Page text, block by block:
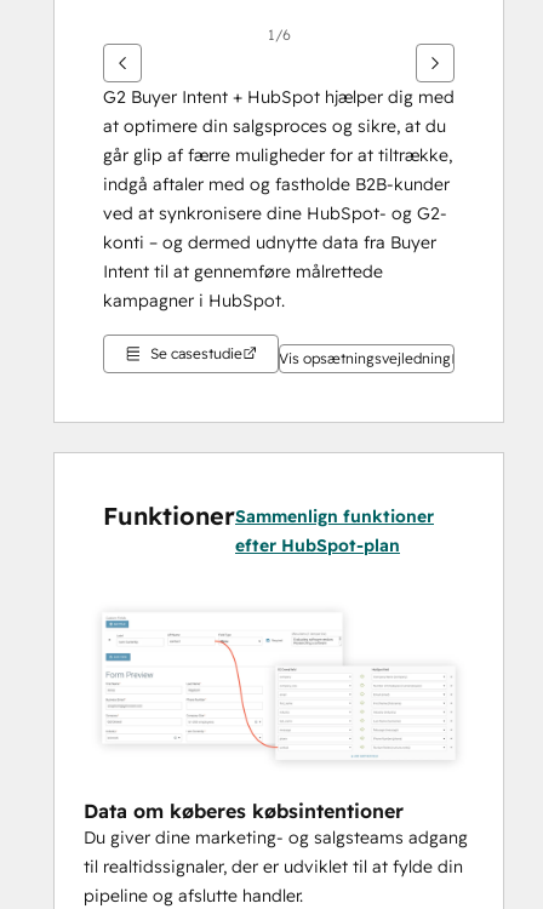
1/6
G2 Buyer Intent + HubSpot hjælper dig med
at optimere din salgsproces og sikre, at du
går glip af færre muligheder for at tiltrække,
indgå aftaler med og fastholde B2B-kunder
ved at synkronisere dine HubSpot- og G2-
konti – og dermed udnytte data fra Buyer
Intent til at gennemføre målrettede
kampagner i HubSpot.
Se casestudie Vis opsætningsvejledning
FunktionerSammenlign funktioner
efter HubSpot-plan
Data om køberes købsintentioner
Du giver dine marketing- og salgsteams adgang
til realtidssignaler, der er udviklet til at fylde din
pipeline og afslutte handler.